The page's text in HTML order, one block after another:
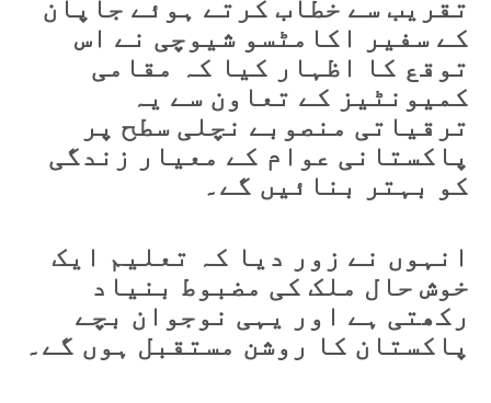
تقریب سے خطاب کرتے ہوئے جاپان
کے سفیر اکامٹسو شیوچی نے اس
توقع کا اظہار کیا کہ مقامی
کمیونٹیز کے تعاون سے یہ
ترقیاتی منصوبے نچلی سطح پر
پاکستانی عوام کے معیار زندگی
کو بہتر بنائیں گے۔
انہوں نے زور دیا کہ تعلیم ایک
خوش حال ملک کی مضبوط بنیاد
رکھتی ہے اور یہی نوجوان بچے
پاکستان کا روشن مستقبل ہوں گے۔